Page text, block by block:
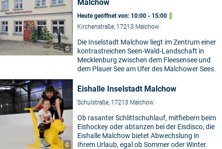
©
Malchow
Heute geöffnet von: 10:00 - 15:00
Kirchenstraße, 17213 Malchow
Die Inselstadt Malchow liegt im Zentrum einer
kontrastreichen Seen-Wald-Landschaft in
Mecklenburg zwischen dem Fleesensee und
dem Plauer See am Ufer des Malchower Sees.
©
Eishalle Inselstadt Malchow
Schulstraße, 17213 Malchow
Ob rasanter Schlittschuhlauf, mitfiebern beim
Eishockey oder abtanzen bei der Eisdisco, die
Eishalle Malchow bietet Abwechslung in
Ihrem Urlaub, egal ob Sommer oder Winter.